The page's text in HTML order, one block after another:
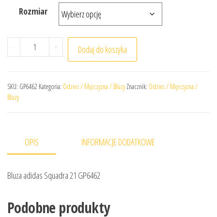
Rozmiar
- ilość Bluza adidas Squadra 21 GP6462
+ Dodaj do koszyka
SKU: GP6462 Kategoria: Odzież / Mężczyzna / Bluzy Znacznik: Odzież / Mężczyzna /
Bluzy
OPIS INFORMACJE DODATKOWE
Bluza adidas Squadra 21 GP6462
Podobne produkty